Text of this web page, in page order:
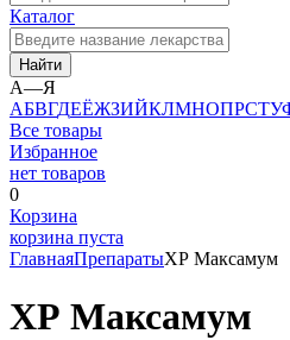
Каталог
Найти
А—Я
АБВГДЕЁЖЗИЙКЛМНОПРСТУ
Все товары
Избранное
нет товаров
0
Корзина
корзина пуста
ГлавнаяПрепаратыХР Максамум
ХР Максамум